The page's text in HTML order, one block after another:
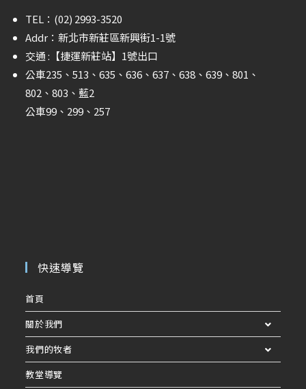
TEL：(02) 2993-3520
Addr：新北市新莊區新興街1-1號
交通 : 【捷運新莊站】 1號出口
公車235、513、635、636、637、638、639、801、
802、803、藍2
公車99、299、257
快速導覽
首頁
關於我們
我們的牧者
教堂導覽